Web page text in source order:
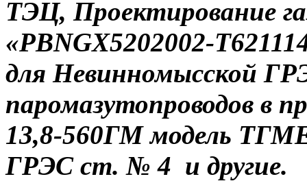
ТЭЦ, Проектирование
«PBNGX5202002-
для Невинномысской
паромазутопроводов в
13,8-560ГМ модель
ГРЭС ст. № 4 и другие.